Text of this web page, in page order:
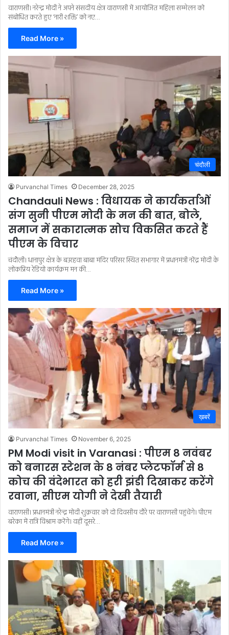
वाराणसी। नरेन्द्र मोदी ने अपने संसदीय क्षेत्र वाराणसी में आयोजित महिला सम्मेलन को
संबोधित करते हुए ‘नारी शक्ति’ को नए…
Read More »
चंदौली
Purvanchal Times December 28, 2025
Chandauli News : विधायक ने कार्यकर्ताओं
संग सुनी पीएम मोदी के मन की बात, बोले,
समाज में सकारात्मक सोच विकसित करते हैं
पीएम के विचार
चंदौली। धानापुर क्षेत्र के बउरहवा बाबा मंदिर परिसर स्थित सभागार में प्रधानमंत्री नरेंद्र मोदी के
लोकप्रिय रेडियो कार्यक्रम मन की…
Read More »
ख़बरें
Purvanchal Times November 6, 2025
PM Modi visit in Varanasi : पीएम 8 नवंबर
को बनारस स्टेशन के 8 नंबर प्लेटफॉर्म से 8
कोच की वंदेभारत को हरी झंडी दिखाकर करेंगे
रवाना, सीएम योगी ने देखी तैयारी
वाराणसी। प्रधानमंत्री नरेन्द्र मोदी शुक्रवार को दो दिवसीय दौरे पर वाराणसी पहुंचेंगे। पीएम
बरेका में रात्रि विश्राम करेंगे। वहीं दूसरे…
Read More »